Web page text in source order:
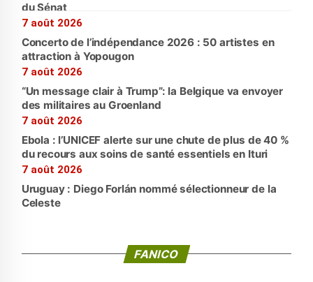
du Sénat
7 août 2026
Concerto de l’indépendance 2026 : 50 artistes en
attraction à Yopougon
7 août 2026
“Un message clair à Trump”: la Belgique va envoyer
des militaires au Groenland
7 août 2026
Ebola : l’UNICEF alerte sur une chute de plus de 40 %
du recours aux soins de santé essentiels en Ituri
7 août 2026
Uruguay : Diego Forlán nommé sélectionneur de la
Celeste
FANICO